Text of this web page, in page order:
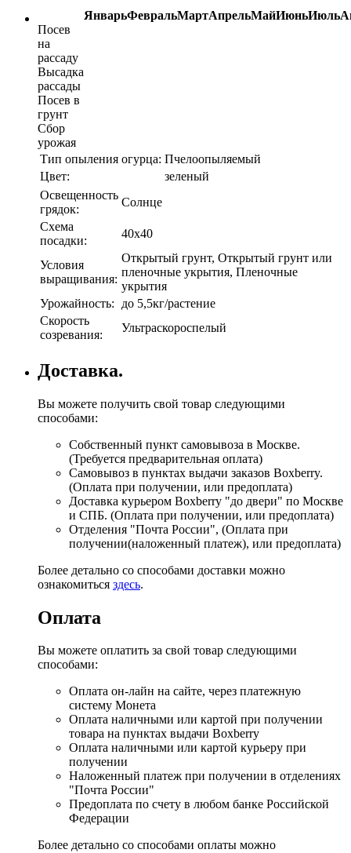
ЯнварьФевральМартАпрельМайИюньИюль
Посев
на
рассаду
Высадка
рассады
Посев в
грунт
Сбор
урожая
Тип опыления огурца: Пчелоопыляемый
Цвет:
зеленый
Освещенность
грядок:
Солнце
Схема
посадки:
40х40
Условия
выращивания:
Открытый грунт, Открытый грунт или
пленочные укрытия, Пленочные
укрытия
Урожайность:
до 5,5кг/растение
Скорость
созревания:
Ультраскороспелый
Доставка.
Вы можете получить свой товар следующими
способами:
Собственный пункт самовывоза в Москве.
(Требуется предварительная оплата)
Самовывоз в пунктах выдачи заказов Boxberry.
(Оплата при получении, или предоплата)
Доставка курьером Boxberry "до двери" по Москве
и СПБ. (Оплата при получении, или предоплата)
Отделения "Почта России", (Оплата при
получении(наложенный платеж), или предоплата)
Более детально со способами доставки можно
ознакомиться здесь.
Оплата
Вы можете оплатить за свой товар следующими
способами:
Оплата он-лайн на сайте, через платежную
систему Монета
Оплата наличными или картой при получении
товара на пунктах выдачи Boxberry
Оплата наличными или картой курьеру при
получении
Наложенный платеж при получении в отделениях
"Почта России"
Предоплата по счету в любом банке Российской
Федерации
Более детально со способами оплаты можно